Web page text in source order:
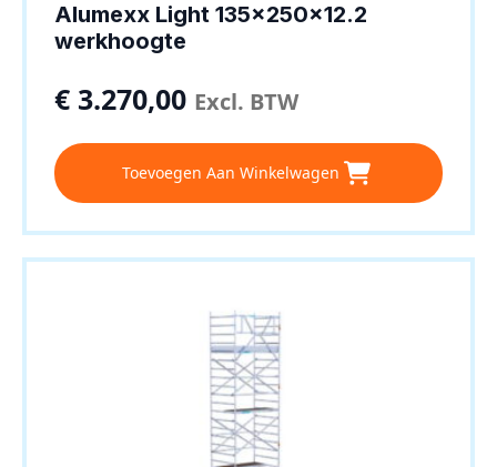
Alumexx Light 135x250x12.2
werkhoogte
€ 3.270,00 Excl. BTW
Toevoegen Aan Winkelwagen